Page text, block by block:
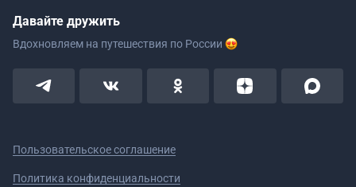
Давайте дружить
Вдохновляем на путешествия по России
Пользовательское соглашение
Политика конфиденциальности